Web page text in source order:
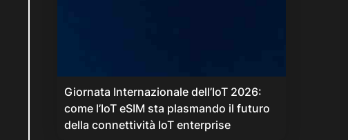
Giornata Internazionale dell’IoT 2026:
come l’IoT eSIM sta plasmando il futuro
della connettività IoT enterprise